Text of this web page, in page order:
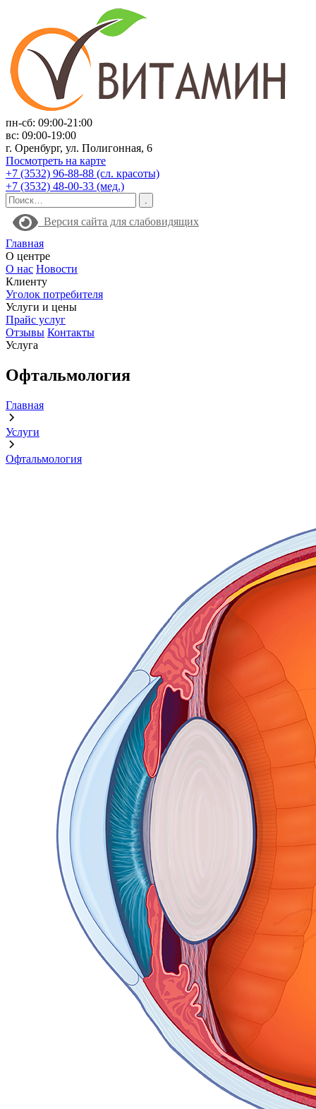
пн-сб: 09:00-21:00
вс: 09:00-19:00
г. Оренбург, ул. Полигонная, 6
Посмотреть на карте
+7 (3532) 96-88-88 (сл. красоты)
+7 (3532) 48-00-33 (мед.)
Версия сайта для слабовидящих
Главная
О центре
О нас Новости
Клиенту
Уголок потребителя
Услуги и цены
Прайс услуг
Отзывы Контакты
Услуга
Офтальмология
Главная
Услуги
Офтальмология